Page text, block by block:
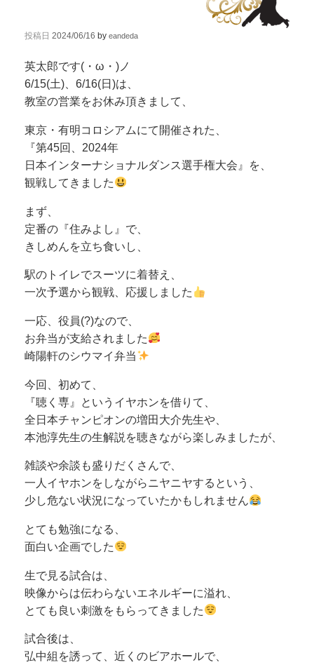
投稿日 2024/06/16 by eandeda
英太郎です(・ω・)ノ
6/15(土)、6/16(日)は、
教室の営業をお休み頂きまして、
東京・有明コロシアムにて開催された、
『第45回、2024年
日本インターナショナルダンス選手権大会』を、
観戦してきました
まず、
定番の『住みよし』で、
きしめんを立ち食いし、
駅のトイレでスーツに着替え、
一次予選から観戦、応援しました
一応、役員(?)なので、
お弁当が支給されました
崎陽軒のシウマイ弁当
今回、初めて、
『聴く専』というイヤホンを借りて、
全日本チャンピオンの増田大介先生や、
本池淳先生の生解説を聴きながら楽しみましたが、
雑談や余談も盛りだくさんで、
一人イヤホンをしながらニヤニヤするという、
少し危ない状況になっていたかもしれません
とても勉強になる、
面白い企画でした
生で見る試合は、
映像からは伝わらないエネルギーに溢れ、
とても良い刺激をもらってきました
試合後は、
弘中組を誘って、近くのビアホールで、